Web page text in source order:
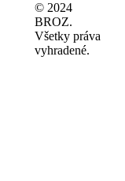
© 2024
BROZ.
Všetky práva
vyhradené.